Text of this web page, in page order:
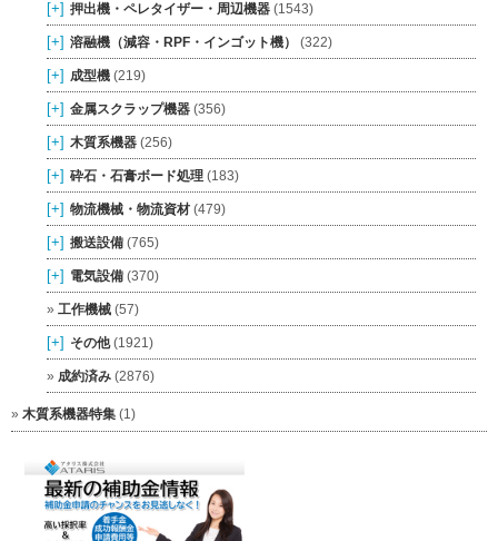
[+] 押出機・ペレタイザー・周辺機器 (1543)
[+] 溶融機（減容・RPF・インゴット機） (322)
[+] 成型機 (219)
[+] 金属スクラップ機器 (356)
[+] 木質系機器 (256)
[+] 砕石・石膏ボード処理 (183)
[+] 物流機械・物流資材 (479)
[+] 搬送設備 (765)
[+] 電気設備 (370)
工作機械 (57)
[+] その他(1921)
成約済み (2876)
木質系機器特集 (1)